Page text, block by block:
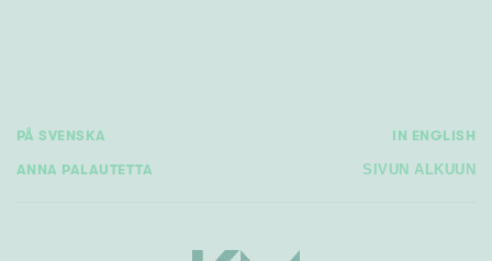
PÅ SVENSKA IN ENGLISH
ANNA PALAUTETTA SIVUN ALKUUN